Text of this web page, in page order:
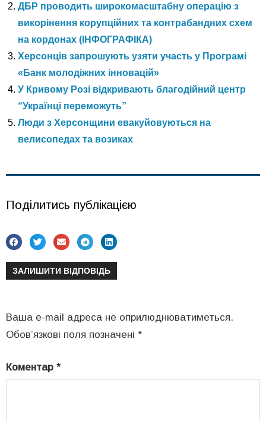
ДБР проводить широкомасштабну операцію з
викорінення корупційних та контрабандних схем
на кордонах (ІНФОГРАФІКА)
Херсонців запрошують узяти участь у Програмі
«Банк молодіжних інновацій»
У Кривому Розі відкривають благодійний центр
“Українці переможуть”
Люди з Херсонщини евакуйовуються на
велисопедах та возиках
Поділитись публікацією
ЗАЛИШИТИ ВІДПОВІДЬ
Ваша e-mail адреса не оприлюднюватиметься.
Обов’язкові поля позначені *
Коментар *